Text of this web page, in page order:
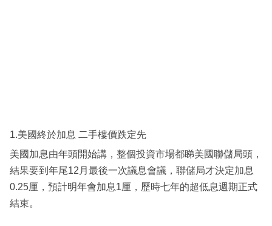
區
1.美國終於加息 二手樓價跌定先
美國加息由年頭開始講，整個投資市場都睇美國聯儲局頭，
結果要到年尾12月最後一次議息會議，聯儲局才決定加息
0.25厘，預計明年會加息1厘，歷時七年的超低息週期正式
結束。